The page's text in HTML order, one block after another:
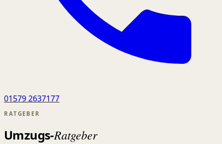
01579 2637177
RATGEBER
Umzugs-Ratgeber